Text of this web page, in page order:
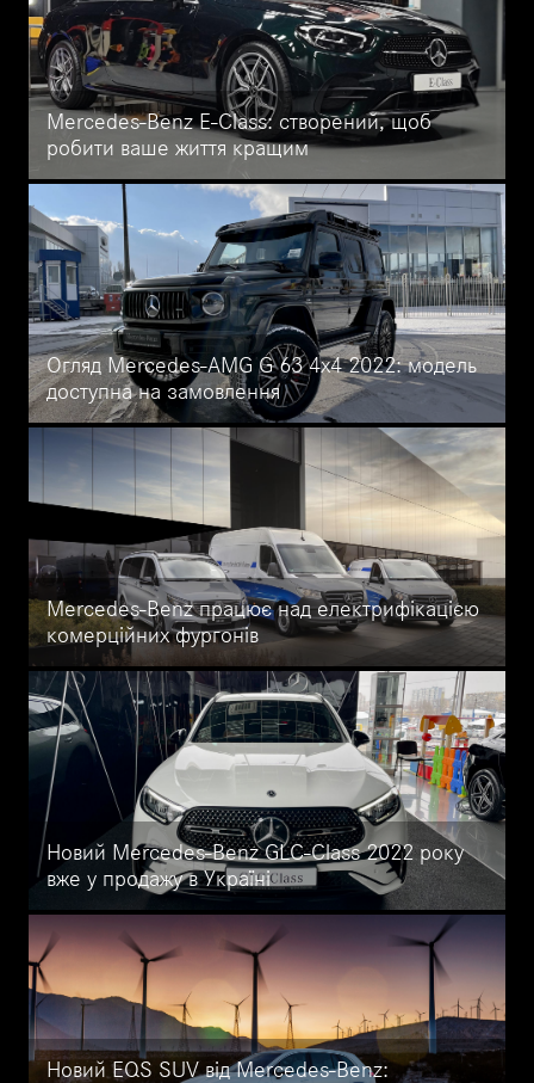
Mercedes-Benz E-Class: створений, щоб
робити ваше життя кращим
Огляд розкішного Mercedes-Benz E-Class з першокласним
інтер'єром, комфортною їздою та безліччю технологій. Авто є в
наявності в Mercedes-Benz Автоцентр на Кільцевій.
Огляд Mercedes-AMG G 63 4x4 2022: модель
доступна на замовлення
Великий огляд Mercedes-AMG G 63 4x4 2022 року: зовнішній
дизайн та оздоблення салону, функції, технології та
продуктивність унікального позашляховика.
Mercedes-Benz працює над електрифікацією
комерційних фургонів
Mercedes-Benz готує новий електричний фургон Mercedes-
Benz eSprinter із запасом ходу 500 км і активно фінансує
виробництво електрофургонів.
Новий Mercedes-Benz GLC-Class 2022 року
вже у продажу в Україні
Нова версія найуспішнішого позашляховика Mercedes-Benz
GLC x254 тепер доступна для покупки в офіційному
дилерському центрі Mercedes-Benz Автоцентр на Кільцевій.
Новий EQS SUV від Mercedes-Benz: